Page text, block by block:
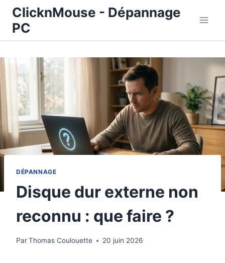
Aller
contenu
ClicknMouse - Dépannage
PC
DÉPANNAGE
Disque dur externe non
reconnu : que faire ?
ParThomas Coulouette 20 juin 2026